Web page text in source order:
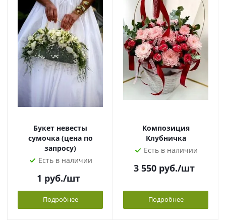
Букет невесты
сумочка (цена по
запросу)
Есть в наличии
1 руб./шт
Подробнее
Композиция
Клубничка
Есть в наличии
3 550руб./шт
Подробнее